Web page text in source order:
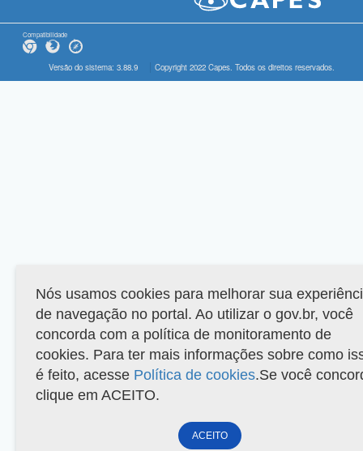
Compatibilidade
Versão do sistema: 3.88.9 Copyright 2022 Capes. Todos os direitos reservados.
Nós usamos cookies para melhorar sua
de navegação no portal. Ao utilizar o gov.br, você
concorda com a política de monitoramento de
cookies. Para ter mais informações sobre como
é feito, acesse Política de cookies.Se você
clique em ACEITO.
ACEITO